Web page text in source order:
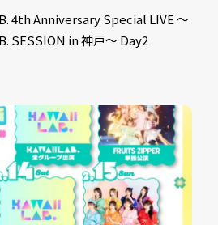
4th Anniversary Special LIVE 〜
SESSION in 神戸〜 Day2